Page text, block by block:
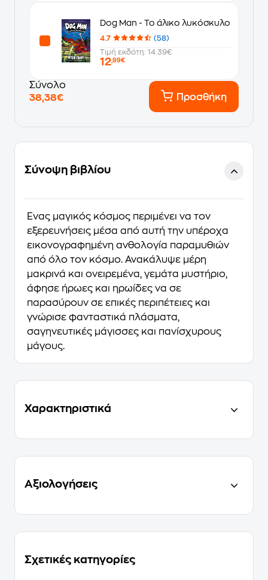
Dog Man - Το άλικο λυκόσκυλο
4.7
(58)
Τιμή εκδότη: 14.39€
12,99€
Σύνολο
38,38€
Προσθήκη
Σύνοψη βιβλίου
Ένας μαγικός κόσμος περιμένει να τον
εξερευνήσεις μέσα από αυτή την υπέροχα
εικονογραφημένη ανθολογία παραμυθιών
από όλο τον κόσμο. Ανακάλυψε μέρη
μακρινά και ονειρεμένα, γεμάτα μυστήριο,
άφησε ήρωες και ηρωίδες να σε
παρασύρουν σε επικές περιπέτειες και
γνώρισε φανταστικά πλάσματα,
σαγηνευτικές μάγισσες και πανίσχυρους
μάγους.
Χαρακτηριστικά
Αξιολογήσεις
Σχετικές κατηγορίες